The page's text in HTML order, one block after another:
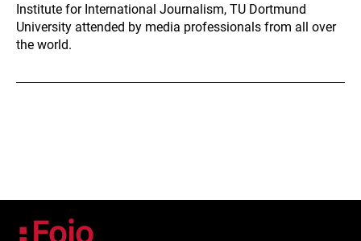
Institute for International Journalism, TU Dortmund
University attended by media professionals from all over
the world.